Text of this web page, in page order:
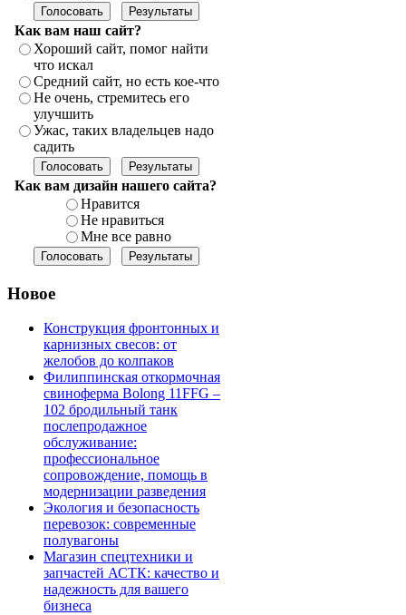
Как вам наш сайт?
Хороший сайт, помог найти
что искал
Средний сайт, но есть кое-что
Не очень, стремитесь его
улучшить
Ужас, таких владельцев надо
садить
Как вам дизайн нашего сайта?
Нравится
Не нравиться
Мне все равно
Новое
Конструкция фронтонных и
карнизных свесов: от
желобов до колпаков
Филиппинская откормочная
свиноферма Bolong 11FFG –
102 бродильный танк
послепродажное
обслуживание:
профессиональное
сопровождение, помощь в
модернизации разведения
Экология и безопасность
перевозок: современные
полувагоны
Магазин спецтехники и
запчастей АСТК: качество и
надежность для вашего
бизнеса